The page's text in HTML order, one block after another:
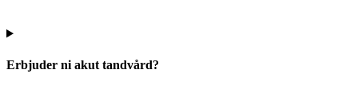
Erbjuder ni akut tandvård?